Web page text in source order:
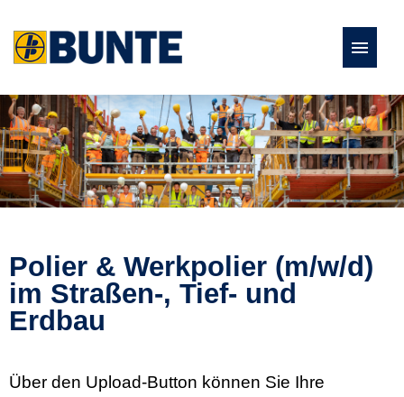
Stellenangebote
Fach- und Führungskräfte
Studierende und Absolventen
Polier & Werkpolier (m/w/d)
im Straßen-, Tief- und
Erdbau
Über den Upload-Button können Sie Ihre